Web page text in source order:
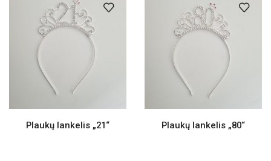
Plaukų lankelis „21“ Plaukų lankelis „80“